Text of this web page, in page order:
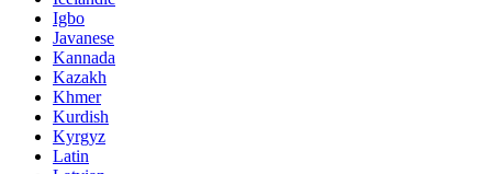
Igbo
Javanese
Kannada
Kazakh
Khmer
Kurdish
Kyrgyz
Latin